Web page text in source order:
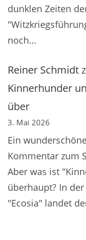
dunklen Zeiten
noch…
Reiner Schmidt
Kinnerhunder
über
3. Mai 2026
Ein
Kommentar zum
Aber was ist
überhaupt? In
"Ecosia" landet